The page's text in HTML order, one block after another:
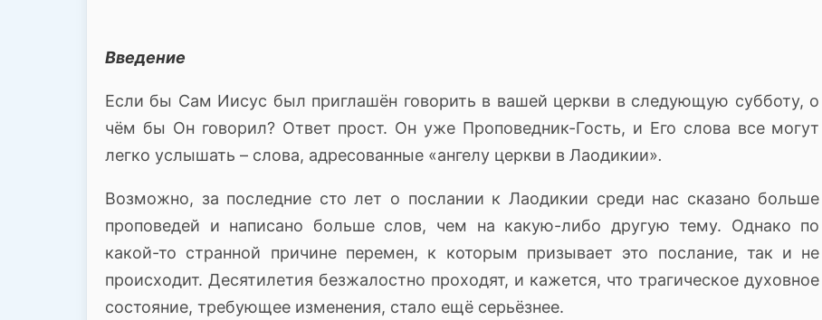
Введение
Если бы Сам Иисус был приглашён говорить в вашей церкви в следующую субботу, о
чём бы Он говорил? Ответ прост. Он уже Проповедник-Гость, и Его слова все могут
легко услышать – слова, адресованные «ангелу церкви в Лаодикии».
Возможно, за последние сто лет о послании к Лаодикии среди нас сказано больше
проповедей и написано больше слов, чем на какую-либо другую тему. Однако по
какой-то странной причине перемен, к которым призывает это послание, так и не
происходит.Десятилетия безжалостно проходят, и кажется, что трагическое духовное
состояние, требующее изменения, стало ещё серьёзнее.